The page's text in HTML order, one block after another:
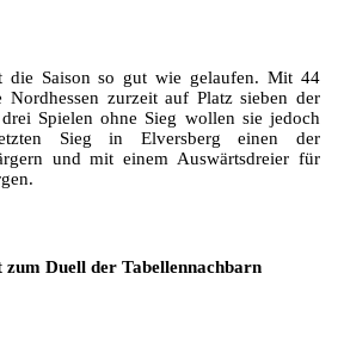
die Saison so gut wie gelaufen. Mit 44
Nordhessen zurzeit auf Platz sieben der
Spielen ohne Sieg wollen sie jedoch
Sieg in Elversberg einen der
und mit einem Auswärtsdreier für
Duell der Tabellennachbarn